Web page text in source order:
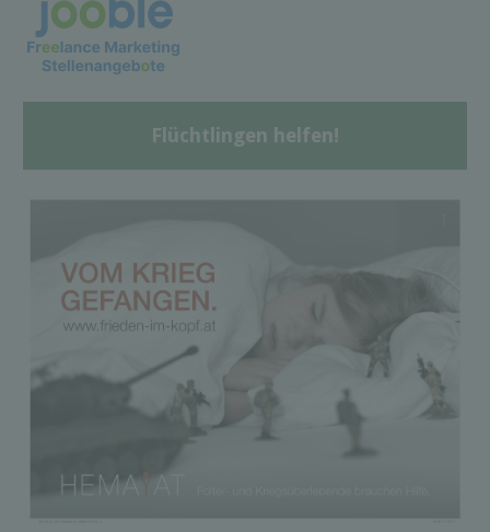
Flüchtlingen helfen!